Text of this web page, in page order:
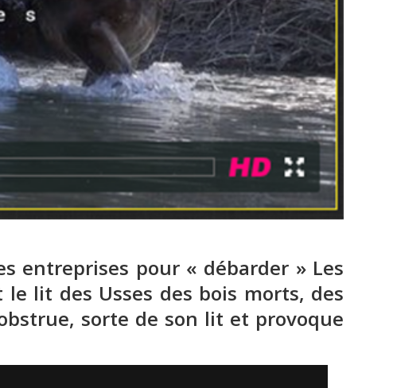
entreprises pour « débarder » Les
le lit des Usses des bois morts, des
sorte de son lit et provoque